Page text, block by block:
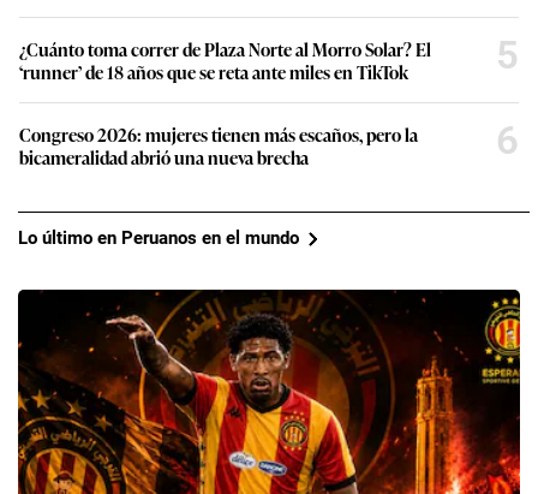
¿Cuánto toma correr de Plaza Norte al Morro Solar? El
‘runner’ de 18 años que se reta ante miles en TikTok
5
Congreso 2026: mujeres tienen más escaños, pero la
bicameralidad abrió una nueva brecha
6
Lo último en Peruanos en el mundo